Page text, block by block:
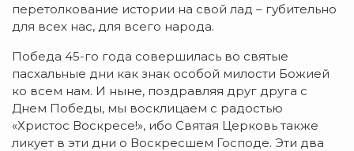
перетолкование истории на свой лад – губительно
для всех нас, для всего народа.
Победа 45-го года совершилась во святые
пасхальные дни как знак особой милости Божией
ко всем нам. И ныне, поздравляя друг друга с
Днем Победы, мы восклицаем с радостью
«Христос Воскресе!», ибо Святая Церковь также
ликует в эти дни о Воскресшем Господе. Эти два